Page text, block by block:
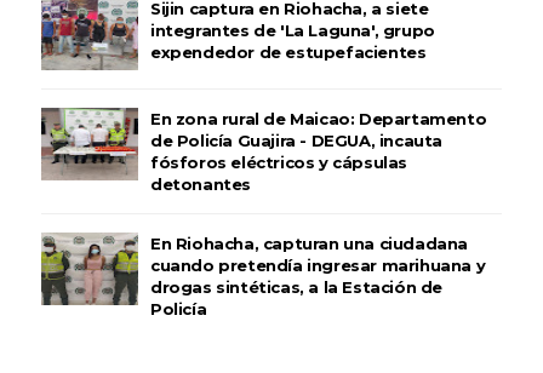
Sijin captura en Riohacha, a siete
integrantes de 'La Laguna', grupo
expendedor de estupefacientes
En zona rural de Maicao: Departamento
de Policía Guajira - DEGUA, incauta
fósforos eléctricos y cápsulas
detonantes
En Riohacha, capturan una ciudadana
cuando pretendía ingresar marihuana y
drogas sintéticas, a la Estación de
Policía